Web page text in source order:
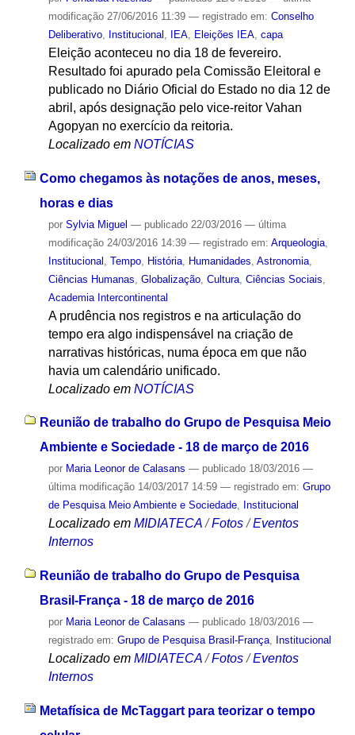
modificação27/06/2016 11:39 — registrado em: Conselho
Deliberativo, Institucional , IEA, Eleições IEA, capa
Eleição aconteceu no dia 18 de fevereiro.
Resultado foi apurado pela Comissão Eleitoral e
publicado no Diário Oficial do Estado no dia 12 de
abril, após designação pelo vice-reitor Vahan
Agopyan no exercício da reitoria.
Localizado em NOTÍCIAS
Como chegamos às notações de anos, meses,
horas e dias
por Sylvia Miguel — publicado22/03/2016 — última
modificação24/03/2016 14:39 — registrado em: Arqueologia,
Institucional Tempo, História, Humanidades Astronomia,
Ciências Humanas Globalização, Cultura, Ciências Sociais
Academia Intercontinental
A prudência nos registros e na articulação do
tempo era algo indispensável na criação de
narrativas históricas, numa época em que não
havia um calendário unificado.
Localizado em NOTÍCIAS
Reunião de trabalho do Grupo de Pesquisa Meio
Ambiente e Sociedade - 18 de março de 2016
por Maria Leonor de Calasans — publicado18/03/2016 —
última modificação14/03/2017 14:59 — registrado em: Grupo
de Pesquisa Meio Ambiente e Sociedade, Institucional
Localizado em MIDIATECA /Fotos /Eventos
Internos
Reunião de trabalho do Grupo de Pesquisa
Brasil-França - 18 de março de 2016
por Maria Leonor de Calasans — publicado18/03/2016 —
registrado em: Grupo de Pesquisa Brasil-França, Institucional
Localizado em MIDIATECA /Fotos /Eventos
Internos
Metafísica de McTaggart para teorizar o tempo